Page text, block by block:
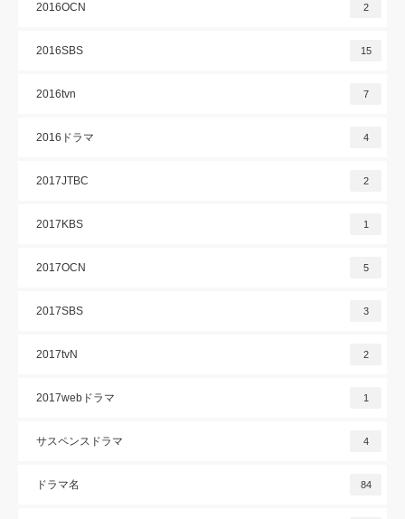
2016OCN 2
2016SBS 15
2016tvn 7
2016ドラマ 4
2017JTBC 2
2017KBS 1
2017OCN 5
2017SBS 3
2017tvN 2
2017webドラマ 1
サスペンスドラマ 4
ドラマ名 84